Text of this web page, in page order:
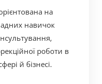
на
навичок
роботи в
й бізнесі.